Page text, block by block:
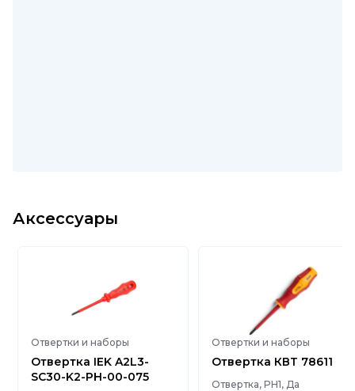
Аксессуары
Отвертки и наборы
Отвертка IEK A2L3-
SC30-K2-PH-00-075
Отвертки и наборы
Отвертка КВТ 78611
Отвертка, PH1, Да